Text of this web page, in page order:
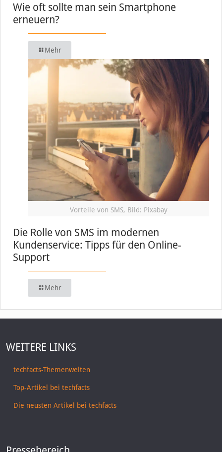
Wie oft sollte man sein Smartphone
erneuern?
Mehr
Vorteile von SMS, Bild: Pixabay
Die Rolle von SMS im modernen
Kundenservice: Tipps für den Online-
Support
Mehr
WEITERE LINKS
techfacts-Themenwelten
Top-Artikel bei techfacts
Die neusten Artikel bei techfacts